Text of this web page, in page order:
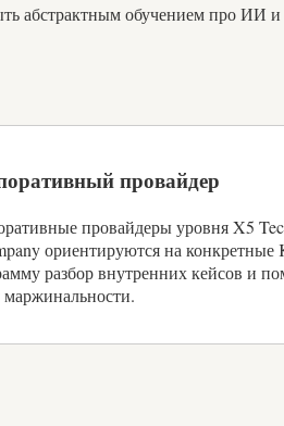
абстрактным обучением про ИИ
провайдер
провайдеры уровня X5
ориентируются на
разбор внутренних кейсов и
маржинальности.